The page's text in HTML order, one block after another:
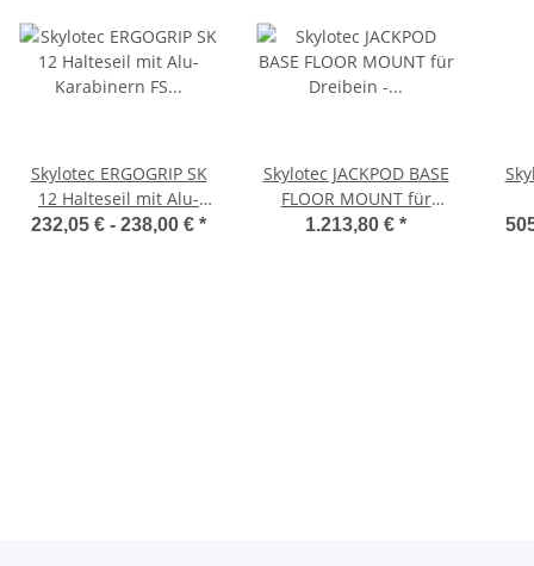
Skylotec ERGOGRIP SK
12 Halteseil mit Alu-
Karabinern FS 90 ALU /
232,05 € - 238,00 € *
Skylotec JACKPOD BASE
FLOOR MOUNT für
Dreibein -
1.213,80 € *